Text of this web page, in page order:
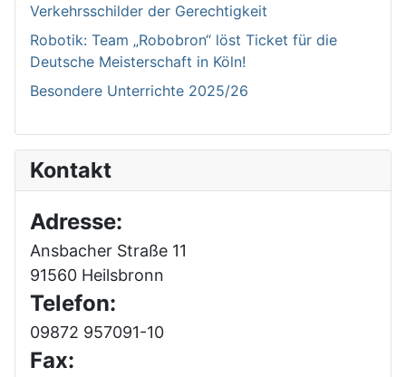
Verkehrsschilder der Gerechtigkeit
Robotik: Team „Robobron“ löst Ticket für die
Deutsche Meisterschaft in Köln!
Besondere Unterrichte 2025/26
Kontakt
Adresse:
Ansbacher Straße 11
91560 Heilsbronn
Telefon:
09872 957091-10
Fax: